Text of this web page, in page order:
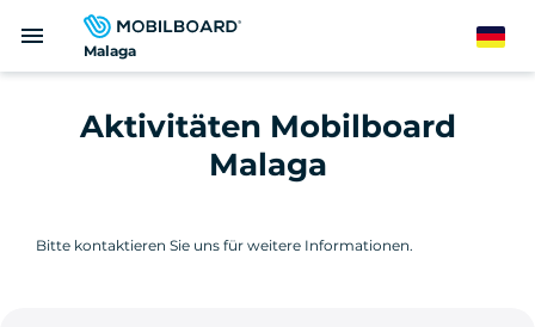
zum
Malaga
menu German
Aktivitäten Mobilboard
Malaga
Bitte kontaktieren Sie uns für weitere Informationen.